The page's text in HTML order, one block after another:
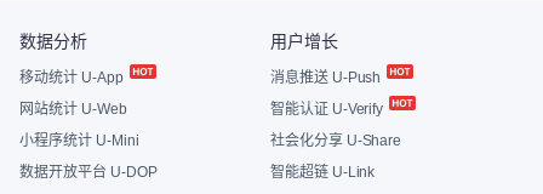
数据分析
移动统计 U-App
网站统计 U-Web
小程序统计 U-Mini
数据开放平台 U-DOP
用户增长
消息推送 U-Push
智能认证 U-Verify
社会化分享 U-Share
智能超链 U-Link